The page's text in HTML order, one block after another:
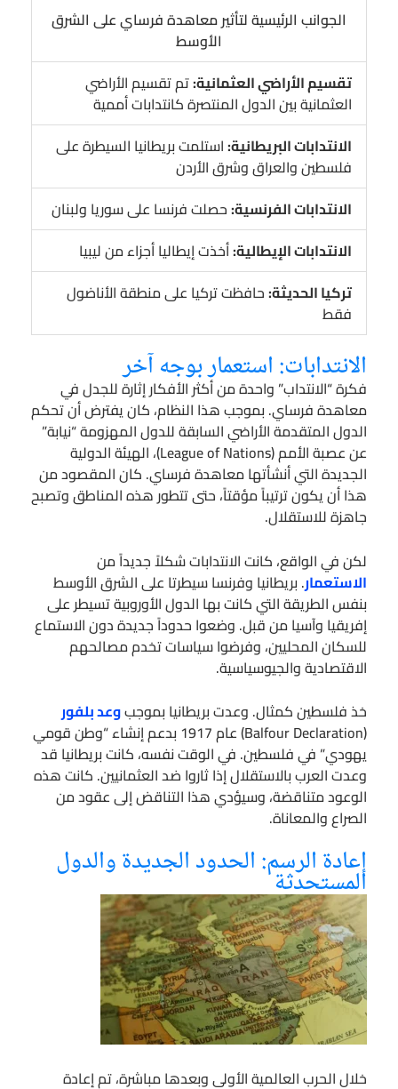
الجوانب الرئيسية لتأثير معاهدة فرساي على الشرق
الأوسط
تقسيم الأراضي العثمانية:تم تقسيم الأراضي
العثمانية بين الدول المنتصرة كانتدابات أممية
الانتدابات البريطانية:استلمت بريطانيا السيطرة على
فلسطين والعراق وشرق الأردن
الانتدابات الفرنسية:حصلت فرنسا على سوريا ولبنان
الانتدابات الإيطالية:أخذت إيطاليا أجزاء من ليبيا
تركيا الحديثة:حافظت تركيا على منطقة الأناضول
فقط
الانتدابات: استعمار بوجه آخر
فكرة “الانتداب” واحدة من أكثر الأفكار إثارة للجدل في
معاهدة فرساي. بموجب هذا النظام، كان يفترض أن تحكم
الدول المتقدمة الأراضي السابقة للدول المهزومة “نيابة”
عن عصبة الأمم (League of Nations)، الهيئة الدولية
الجديدة التي أنشأتها معاهدة فرساي. كان المقصود من
هذا أن يكون ترتيباً مؤقتاً، حتى تتطور هذه المناطق وتصبح
جاهزة للاستقلال.
لكن في الواقع، كانت الانتدابات شكلاً جديداً من
الاستعمار. بريطانيا وفرنسا سيطرتا على الشرق الأوسط
بنفس الطريقة التي كانت بها الدول الأوروبية تسيطر على
إفريقيا وآسيا من قبل. وضعوا حدوداً جديدة دون الاستماع
للسكان المحليين، وفرضوا سياسات تخدم مصالحهم
الاقتصادية والجيوسياسية.
خذ فلسطين كمثال. وعدت بريطانيا بموجبوعد بلفور
(Balfour Declaration) عام 1917 بدعم إنشاء “وطن قومي
يهودي” في فلسطين. في الوقت نفسه، كانت بريطانيا قد
وعدت العرب بالاستقلال إذا ثاروا ضد العثمانيين. كانت هذه
الوعود متناقضة، وسيؤدي هذا التناقض إلى عقود من
الصراع والمعاناة.
إعادة الرسم: الحدود الجديدة والدول
المستحدثة
خلال الحرب العالمية الأولى وبعدها مباشرة، تم إعادة